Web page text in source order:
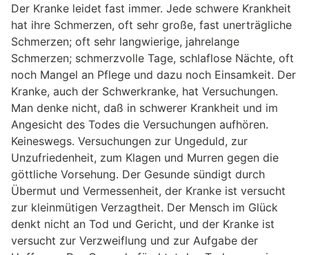
Der Kranke leidet fast immer. Jede schwere Krankheit
hat ihre Schmerzen, oft sehr große, fast unerträgliche
Schmerzen; oft sehr langwierige, jahrelange
Schmerzen; schmerzvolle Tage, schlaflose Nächte, oft
noch Mangel an Pflege und dazu noch Einsamkeit. Der
Kranke, auch der Schwerkranke, hat Versuchungen.
Man denke nicht, daß in schwerer Krankheit und im
Angesicht des Todes die Versuchungen aufhören.
Keineswegs. Versuchungen zur Ungeduld, zur
Unzufriedenheit, zum Klagen und Murren gegen die
göttliche Vorsehung. Der Gesunde sündigt durch
Übermut und Vermessenheit, der Kranke ist versucht
zur kleinmütigen Verzagtheit. Der Mensch im Glück
denkt nicht an Tod und Gericht, und der Kranke ist
versucht zur Verzweiflung und zur Aufgabe der